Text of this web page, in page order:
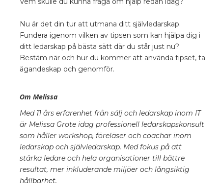
Nu är det din tur att utmana ditt självledarskap.
Fundera igenom vilken av tipsen som kan hjälpa dig i
ditt ledarskap på bästa sätt där du står just nu?
Bestäm när och hur du kommer att använda tipset, ta
ägandeskap och genomför.
Om Melissa
Med 11 års erfarenhet från sälj och ledarskap inom IT
är Melissa Grote idag professionell ledarskapskonsult
som håller workshop, föreläser och coachar inom
ledarskap och självledarskap. Med fokus på att
stärka ledare och hela organisationer till bättre
resultat, mer inkluderande miljöer och långsiktig
hållbarhet.